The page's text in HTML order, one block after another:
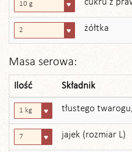
10 g
2 żółtka
Masa serowa:
Ilość Składnik
1 kg tłustego
7 jajek (rozmiar L)